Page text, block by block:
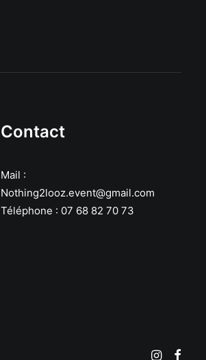
Contact
Mail :
Nothing2looz.event@gmail.com
Téléphone : 07 68 82 70 73